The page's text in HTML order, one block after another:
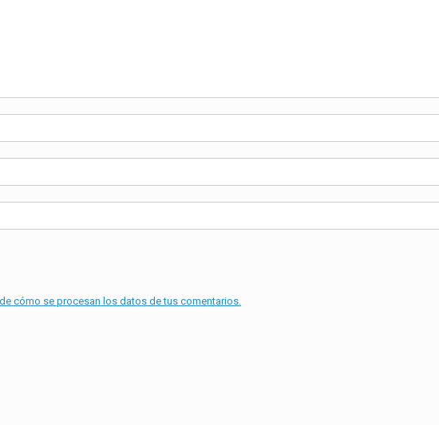
cómo se procesan los datos de tus comentarios.